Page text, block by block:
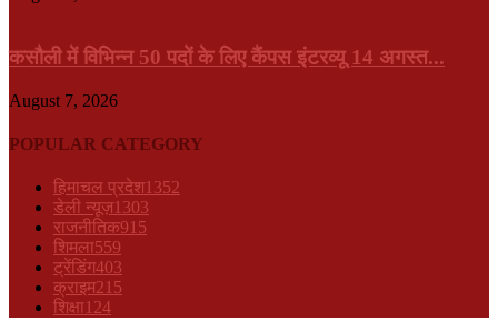
कसौली में विभिन्न 50 पदों के लिए कैंपस इंटरव्यू 14 अगस्त...
August 7, 2026
POPULAR CATEGORY
हिमाचल प्रदेश1352
डेली न्यूज़1303
राजनीतिक915
शिमला559
ट्रेंडिंग403
क्राइम215
शिक्षा124